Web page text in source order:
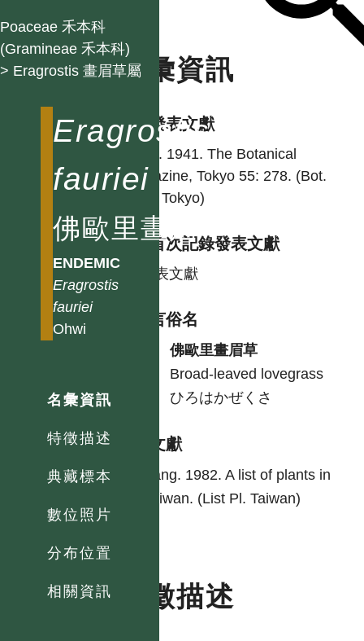
Poaceae 禾本科
(Gramineae 禾本科)
> Eragrostis 畫眉草屬
Eragrostis
fauriei
佛歐里畫眉草
ENDEMIC
Eragrostis
fauriei
Ohwi
名彙資訊
特徵描述
典藏標本
數位照片
分布位置
相關資訊
名彙資訊
學名發表文獻
Ohwi. 1941. The Botanical
magazine, Tokyo 55: 278. (Bot.
Mag. Tokyo)
台灣首次記錄發表文獻
同發表文獻
各語言俗名
佛歐里畫眉草
Broad-leaved lovegrass
ひろはかぜくさ
參考文獻
Yang. 1982. A list of plants in
Taiwan. (List Pl. Taiwan)
特徵描述